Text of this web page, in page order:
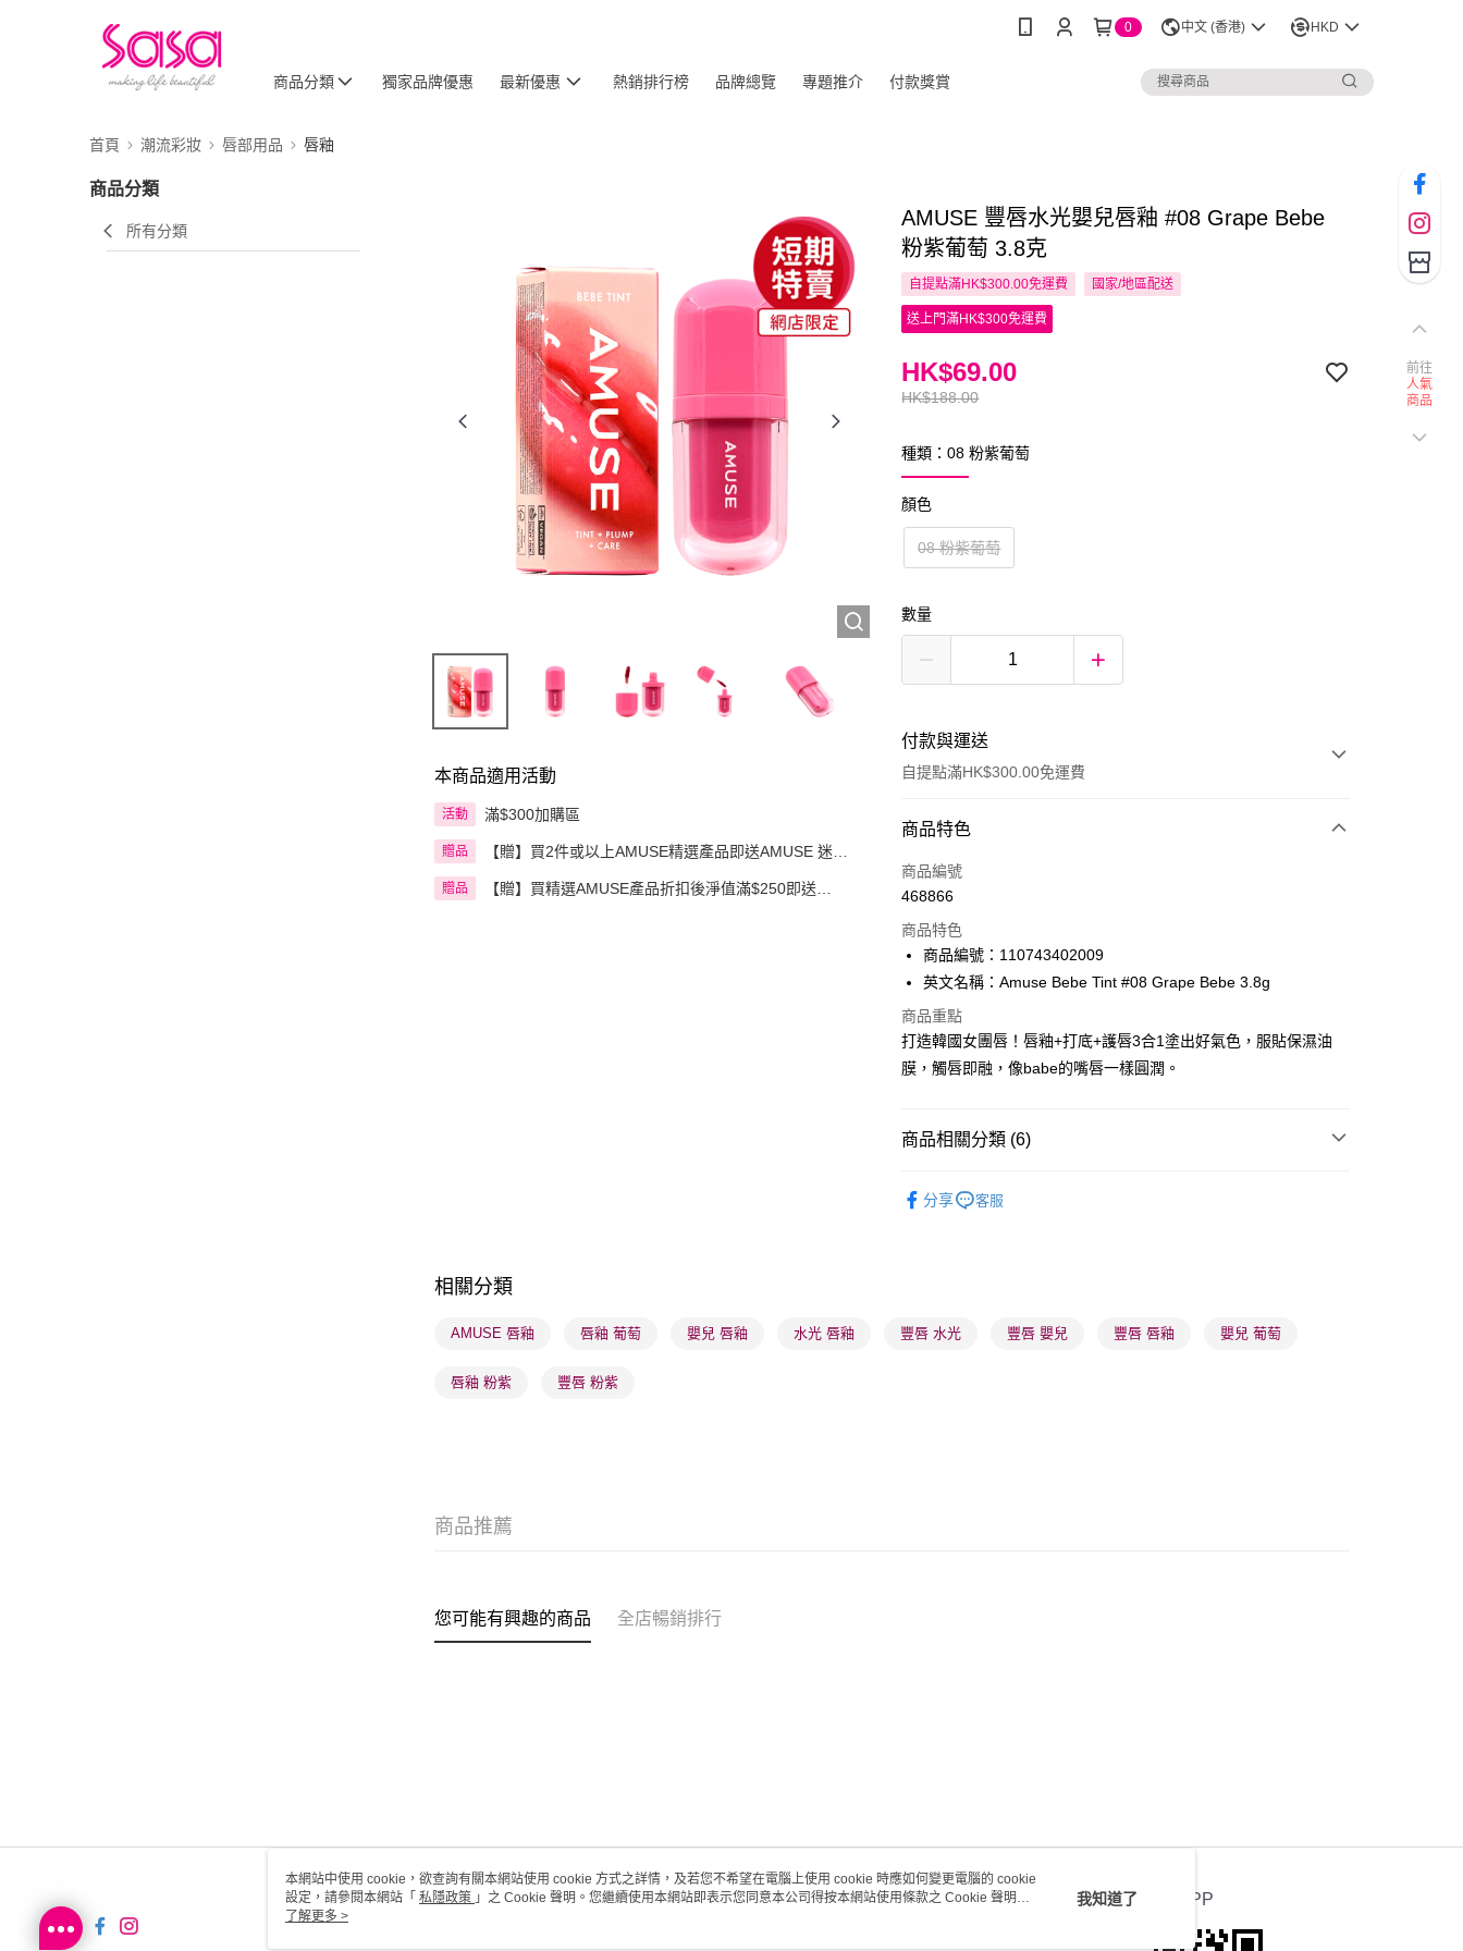
0 中文 (香港) HKD
商品分類 獨家品牌優惠 最新優惠 熱銷排行榜 品牌總覽 專題推介 付款獎賞
首頁 潮流彩妝 唇部用品 唇釉
商品分類
所有分類
本商品適用活動
活動 滿$300加購區
贈品
【贈】買2件或以上AMUSE精選產品即送AMUSE 迷你
贈品
【贈】買精選AMUSE產品折扣後淨值滿$250即送
AMUSE 豐唇水光嬰兒唇釉 #08 Grape Bebe
粉紫葡萄 3.8克
自提點滿HK$300.00免運費 國家/地區配送
送上門滿HK$300免運費
HK$188.00
HK$69.00
種類：08 粉紫葡萄
顏色
08 粉紫葡萄
數量
付款與運送
自提點滿HK$300.00免運費
付款方式
信用卡
AlipayHK
PayMe
WeChat Pay
BoC Pay
送貨方式
每筆HK$65.00，滿HK$300.00或以上免運費
商品特色
商品編號
468866
商品特色
商品編號：110743402009
英文名稱：Amuse Bebe Tint #08 Grape Bebe 3.8g
商品重點
打造韓國女團唇！唇釉+打底+護唇3合1塗出好氣色，服貼保濕油
膜，觸唇即融，像babe的嘴唇一樣圓潤。
商品相關分類 (6)
莎莎獨家品牌✨ 全部產品
分享 客服
相關分類
AMUSE 唇釉 唇釉 葡萄 嬰兒 唇釉 水光 唇釉 豐唇 水光 豐唇 嬰兒 豐唇 唇釉 嬰兒 葡萄
唇釉 粉紫 豐唇 粉紫
商品推薦
您可能有興趣的商品 全店暢銷排行
關於我們 客戶服務 官方APP
前往
人氣
商品
本網站中使用 cookie，欲查詢有關本網站使用 cookie 方式之詳情，及若您不希望在電腦上使用 cookie 時應如何變更電腦的 cookie
設定，請參閱本網站「 私隱政策 」之 Cookie 聲明。您繼續使用本網站即表示您同意本公司得按本網站使用條款之 Cookie 聲明使
用 cookie。
了解更多 >
我知道了